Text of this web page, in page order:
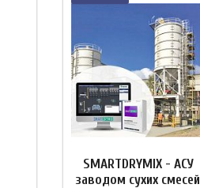
SMARTDRYMIX - АСУ
заводом сухих смесей